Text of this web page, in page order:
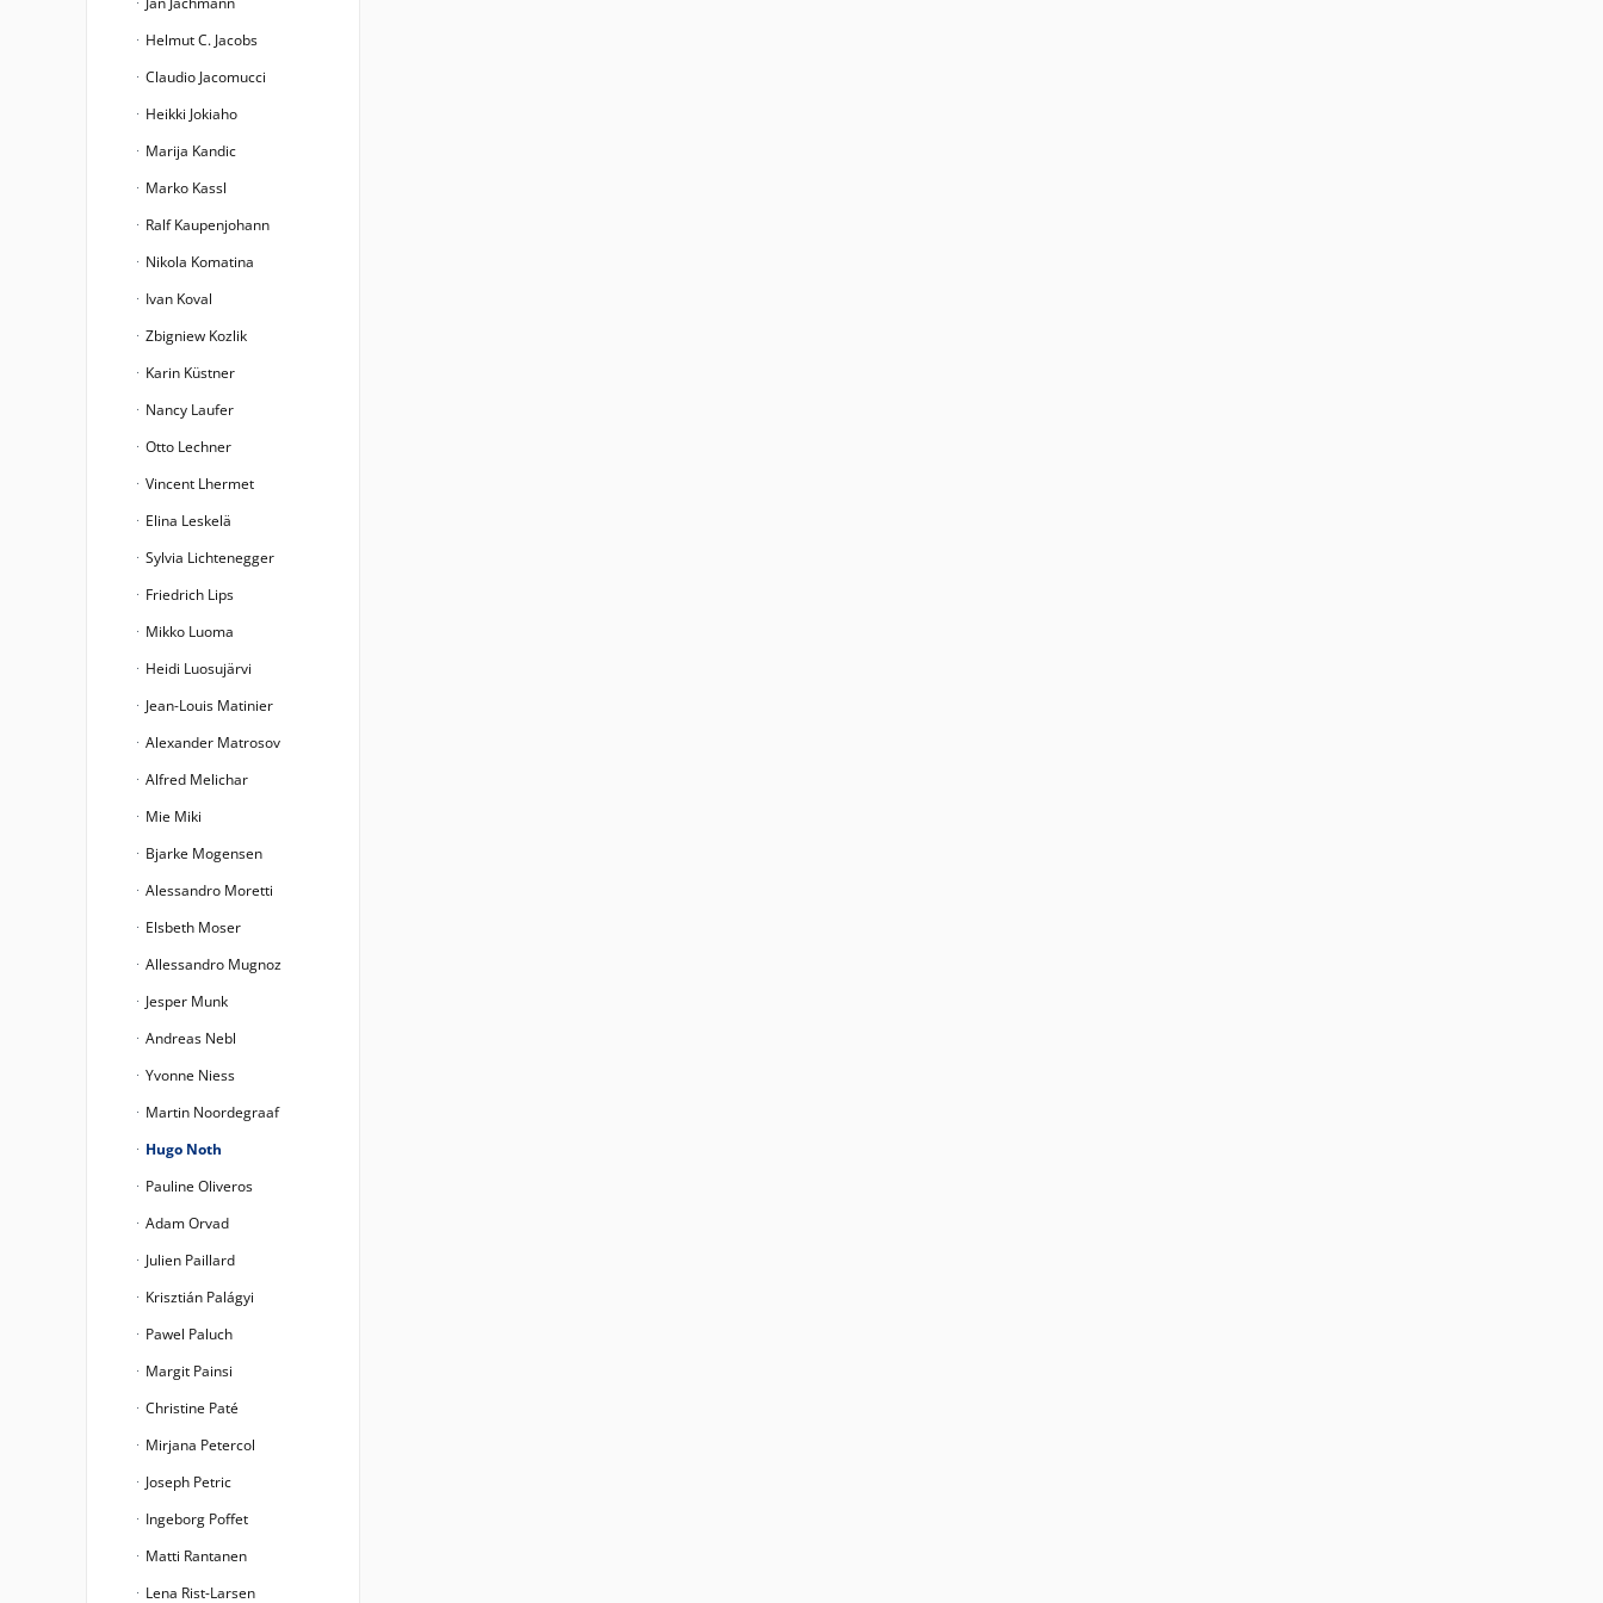
Helmut C. Jacobs
Claudio Jacomucci
Heikki Jokiaho
Marija Kandic
Marko Kassl
Ralf Kaupenjohann
Nikola Komatina
Ivan Koval
Zbigniew Kozlik
Karin Küstner
Nancy Laufer
Otto Lechner
Vincent Lhermet
Elina Leskelä
Sylvia Lichtenegger
Friedrich Lips
Mikko Luoma
Heidi Luosujärvi
Jean-Louis Matinier
Alexander Matrosov
Alfred Melichar
Mie Miki
Bjarke Mogensen
Alessandro Moretti
Elsbeth Moser
Allessandro Mugnoz
Jesper Munk
Andreas Nebl
Yvonne Niess
Martin Noordegraaf
Hugo Noth
Pauline Oliveros
Adam Orvad
Julien Paillard
Krisztián Palágyi
Pawel Paluch
Margit Painsi
Christine Paté
Mirjana Petercol
Joseph Petric
Ingeborg Poffet
Matti Rantanen
Lena Rist-Larsen